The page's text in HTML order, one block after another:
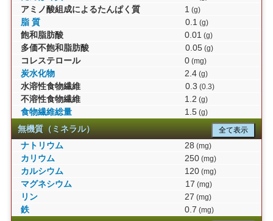
アミノ酸組成によるたんぱく質 1 (g)
脂 質 0.1 (g)
飽和脂肪酸 0.01 (g)
多価不飽和脂肪酸 0.05 (g)
コレステロール 0 (mg)
炭水化物 2.4 (g)
水溶性食物繊維 0.3 (0.3)
不溶性食物繊維 1.2 (g)
食物繊維総量 1.5 (g)
無機質（ミネラル） 全て表示
ナトリウム 28 (mg)
カリウム 250 (mg)
カルシウム 120 (mg)
マグネシウム 17 (mg)
リン 27 (mg)
鉄 0.7 (mg)